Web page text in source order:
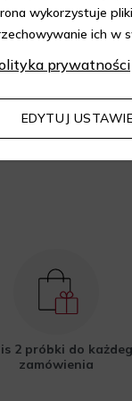
Aelia i
z 10%
2 próbki do
zamówienia
wykorzystuje
ich w
prywatności
EDYTUJ